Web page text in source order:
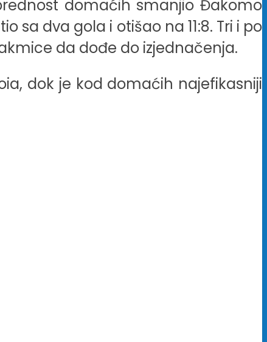
domaćih smanjio Đakomo
sa dva gola i otišao na 11:8. Tri i po
da dođe do izjednačenja.
dok je kod domaćih najefikasniji